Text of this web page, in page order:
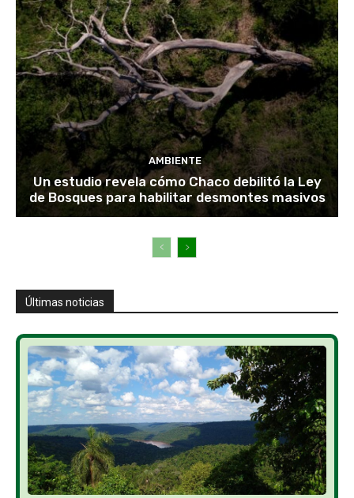
AMBIENTE
Un estudio revela cómo Chaco debilitó la Ley
de Bosques para habilitar desmontes masivos
Últimas noticias